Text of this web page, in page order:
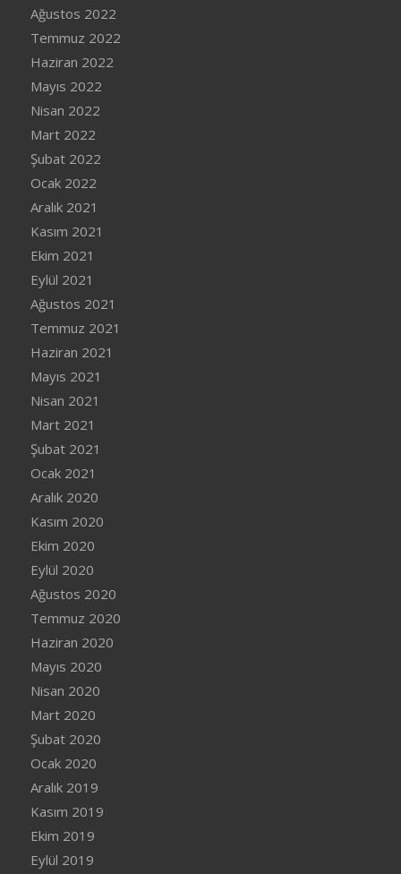
Ağustos 2022
Temmuz 2022
Haziran 2022
Mayıs 2022
Nisan 2022
Mart 2022
Şubat 2022
Ocak 2022
Aralık 2021
Kasım 2021
Ekim 2021
Eylül 2021
Ağustos 2021
Temmuz 2021
Haziran 2021
Mayıs 2021
Nisan 2021
Mart 2021
Şubat 2021
Ocak 2021
Aralık 2020
Kasım 2020
Ekim 2020
Eylül 2020
Ağustos 2020
Temmuz 2020
Haziran 2020
Mayıs 2020
Nisan 2020
Mart 2020
Şubat 2020
Ocak 2020
Aralık 2019
Kasım 2019
Ekim 2019
Eylül 2019